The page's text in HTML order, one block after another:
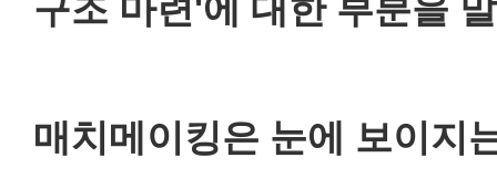
구조 마련'에 대한 부분을
매치메이킹은 눈에 보이지